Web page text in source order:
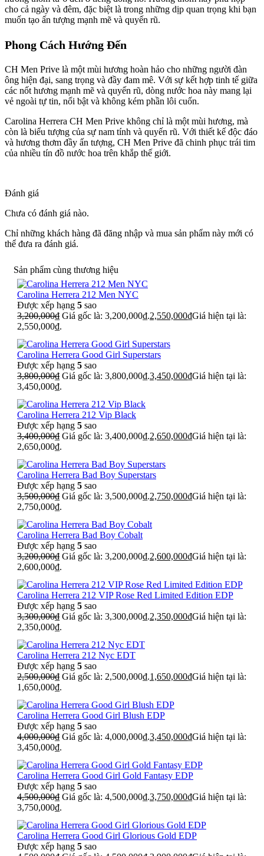
cho cả ngày và đêm, đặc biệt là trong những dịp quan trọng khi bạn
muốn tạo ấn tượng mạnh mẽ và quyến rũ.
Phong Cách Hướng Đến
CH Men Prive là một mùi hương hoàn hảo cho những người đàn
ông hiện đại, sang trọng và đầy đam mê. Với sự kết hợp tinh tế giữa
các nốt hương mạnh mẽ và quyến rũ, dòng nước hoa này mang lại
vẻ ngoài tự tin, nổi bật và không kém phần lôi cuốn.
Carolina Herrera CH Men Prive không chỉ là một mùi hương, mà
còn là biểu tượng của sự nam tính và quyến rũ. Với thiết kế độc đáo
và hương thơm đầy ấn tượng, CH Men Prive đã chinh phục trái tim
của nhiều tín đồ nước hoa trên khắp thế giới.
Đánh giá
Chưa có đánh giá nào.
Chỉ những khách hàng đã đăng nhập và mua sản phẩm này mới có
thể đưa ra đánh giá.
Sản phẩm cùng thương hiệu
Carolina Herrera 212 Men NYC
Được xếp hạng 5 sao
3,200,000₫ Giá gốc là: 3,200,000₫.2,550,000₫Giá hiện tại là:
2,550,000₫.
Carolina Herrera Good Girl Superstars
Được xếp hạng 5 sao
3,800,000₫ Giá gốc là: 3,800,000₫.3,450,000₫Giá hiện tại là:
3,450,000₫.
Carolina Herrera 212 Vip Black
Được xếp hạng 5 sao
3,400,000₫ Giá gốc là: 3,400,000₫.2,650,000₫Giá hiện tại là:
2,650,000₫.
Carolina Herrera Bad Boy Superstars
Được xếp hạng 5 sao
3,500,000₫ Giá gốc là: 3,500,000₫.2,750,000₫Giá hiện tại là:
2,750,000₫.
Carolina Herrera Bad Boy Cobalt
Được xếp hạng 5 sao
3,200,000₫ Giá gốc là: 3,200,000₫.2,600,000₫Giá hiện tại là:
2,600,000₫.
Carolina Herrera 212 VIP Rose Red Limited Edition EDP
Được xếp hạng 5 sao
3,300,000₫ Giá gốc là: 3,300,000₫.2,350,000₫Giá hiện tại là:
2,350,000₫.
Carolina Herrera 212 Nyc EDT
Được xếp hạng 5 sao
2,500,000₫ Giá gốc là: 2,500,000₫.1,650,000₫Giá hiện tại là:
1,650,000₫.
Carolina Herrera Good Girl Blush EDP
Được xếp hạng 5 sao
4,000,000₫ Giá gốc là: 4,000,000₫.3,450,000₫Giá hiện tại là:
3,450,000₫.
Carolina Herrera Good Girl Gold Fantasy EDP
Được xếp hạng 5 sao
4,500,000₫ Giá gốc là: 4,500,000₫.3,750,000₫Giá hiện tại là:
3,750,000₫.
Carolina Herrera Good Girl Glorious Gold EDP
Được xếp hạng 5 sao